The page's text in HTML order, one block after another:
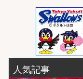
人気記事